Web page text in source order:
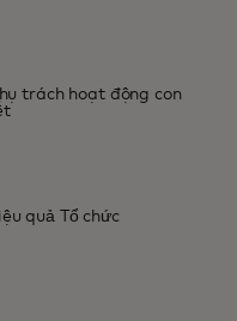
trách hoạt động con
quả Tổ chức